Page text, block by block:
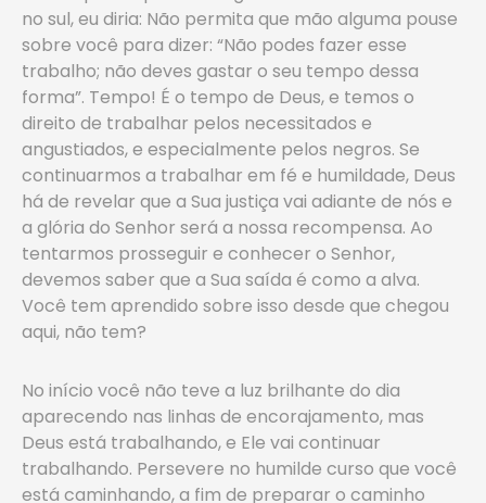
no sul, eu diria: Não permita que mão alguma pouse
sobre você para dizer: “Não podes fazer esse
trabalho; não deves gastar o seu tempo dessa
forma”. Tempo! É o tempo de Deus, e temos o
direito de trabalhar pelos necessitados e
angustiados, e especialmente pelos negros. Se
continuarmos a trabalhar em fé e humildade, Deus
há de revelar que a Sua justiça vai adiante de nós e
a glória do Senhor será a nossa recompensa. Ao
tentarmos prosseguir e conhecer o Senhor,
devemos saber que a Sua saída é como a alva.
Você tem aprendido sobre isso desde que chegou
aqui, não tem?
No início você não teve a luz brilhante do dia
aparecendo nas linhas de encorajamento, mas
Deus está trabalhando, e Ele vai continuar
trabalhando. Persevere no humilde curso que você
está caminhando, a fim de preparar o caminho